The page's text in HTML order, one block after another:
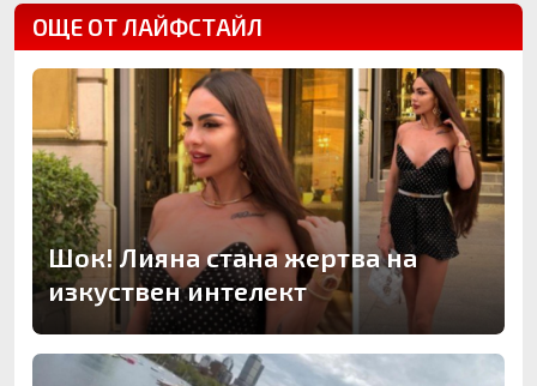
ОЩЕ ОТ ЛАЙФСТАЙЛ
Шок! Лияна стана жертва на
изкуствен интелект